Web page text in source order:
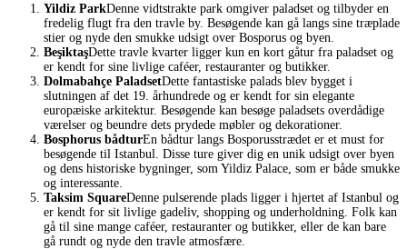
Yildiz ParkDenne vidtstrakte park omgiver paladset og tilbyder en
fredelig flugt fra den travle by. Besøgende kan gå langs sine træplade
stier og nyde den smukke udsigt over Bosporus og byen.
BeşiktaşDette travle kvarter ligger kun en kort gåtur fra paladset og
er kendt for sine livlige caféer, restauranter og butikker.
Dolmabahçe PaladsetDette fantastiske palads blev bygget i
slutningen af det 19. århundrede og er kendt for sin elegante
europæiske arkitektur. Besøgende kan besøge paladsets overdådige
værelser og beundre dets prydede møbler og dekorationer.
Bosphorus bådturEn bådtur langs Bosporusstrædet er et must for
besøgende til Istanbul. Disse ture giver dig en unik udsigt over byen
og dens historiske bygninger, som Yildiz Palace, som er både smukke
og interessante.
Taksim SquareDenne pulserende plads ligger i hjertet af Istanbul og
er kendt for sit livlige gadeliv, shopping og underholdning. Folk kan
gå til sine mange caféer, restauranter og butikker, eller de kan bare
gå rundt og nyde den travle atmosfære.